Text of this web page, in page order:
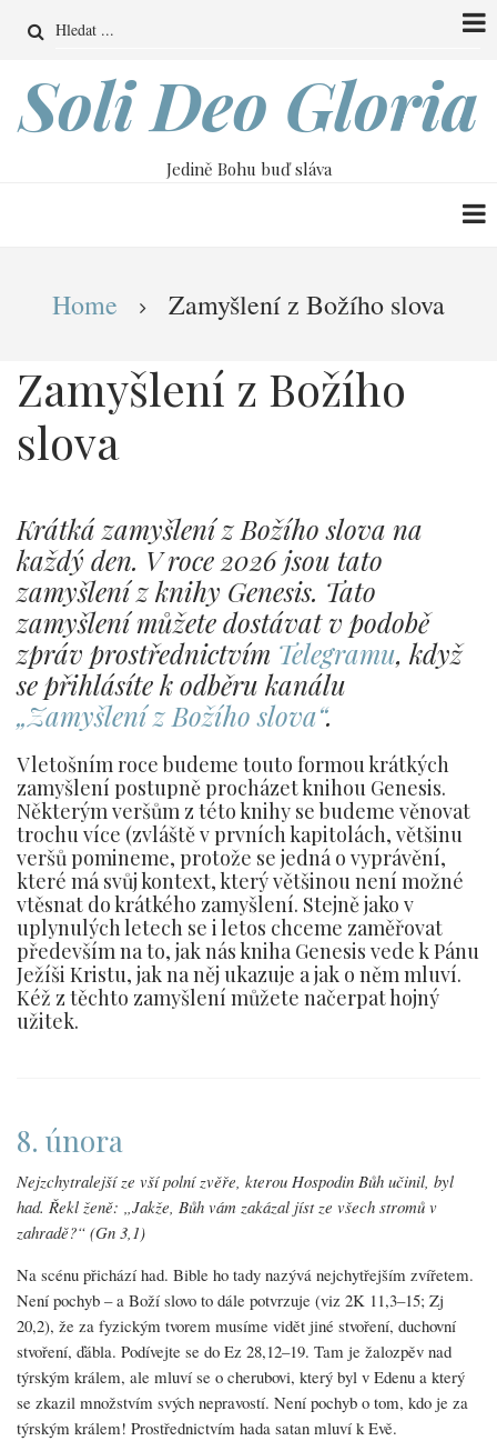
obsahu
Search
Soli Deo Gloria
Jedině Bohu buď sláva
Drobečková
navigace
Home Zamyšlení z Božího slova
Zamyšlení z Božího
slova
Krátká zamyšlení z Božího slova na
každý den. V roce 2026 jsou tato
zamyšlení z knihy Genesis. Tato
zamyšlení můžete dostávat v podobě
zpráv prostřednictvím Telegramu, když
se přihlásíte k odběru kanálu
„Zamyšlení z Božího slova“.
V letošním roce budeme touto formou krátkých
zamyšlení postupně procházet knihou Genesis.
Některým veršům z této knihy se budeme věnovat
trochu více (zvláště v prvních kapitolách, většinu
veršů pomineme, protože se jedná o vyprávění,
které má svůj kontext, který většinou není možné
vtěsnat do krátkého zamyšlení. Stejně jako v
uplynulých letech se i letos chceme zaměřovat
především na to, jak nás kniha Genesis vede k Pánu
Ježíši Kristu, jak na něj ukazuje a jak o něm mluví.
Kéž z těchto zamyšlení můžete načerpat hojný
užitek.
8. února
Nejzchytralejší ze vší polní zvěře, kterou Hospodin Bůh učinil, byl
had. Řekl ženě: „Jakže, Bůh vám zakázal jíst ze všech stromů v
zahradě?“ (Gn 3,1)
Na scénu přichází had. Bible ho tady nazývá nejchytřejším zvířetem.
Není pochyb – a Boží slovo to dále potvrzuje (viz 2K 11,3–15; Zj
20,2), že za fyzickým tvorem musíme vidět jiné stvoření, duchovní
stvoření, ďábla. Podívejte se do Ez 28,12–19. Tam je žalozpěv nad
týrským králem, ale mluví se o cherubovi, který byl v Edenu a který
se zkazil množstvím svých nepravostí. Není pochyb o tom, kdo je za
týrským králem! Prostřednictvím hada satan mluví k Evě.